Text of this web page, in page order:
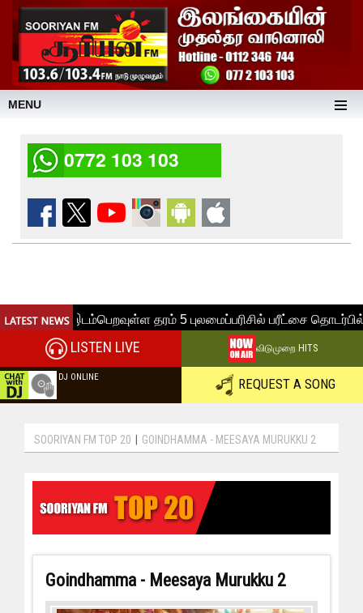
MENU
0772 103 103
LISTEN LIVE விடுமுறை HITS
DJ ONLINE REQUEST A SONG
SOORIYAN FM TOP 20 GOINDHAMMA - MEESAYA MURUKKU 2
Goindhamma - Meesaya Murukku 2